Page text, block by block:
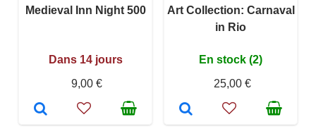
Medieval Inn Night 500
Dans 14 jours
9,00 €
Art Collection: Carnaval
in Rio
En stock (2)
25,00 €